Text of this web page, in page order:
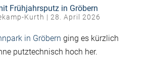
Frühjahrsputz in Gröbern
Kurth | 28. April 2026
in Gröbern ging es kürzlich
putztechnisch hoch her.